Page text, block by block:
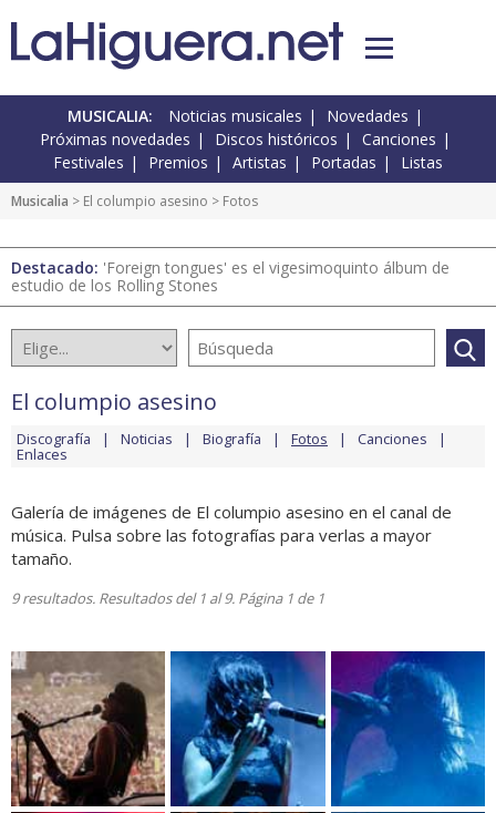
MUSICALIA: Noticias musicales
Novedades
Próximas novedades
Discos históricos
Canciones
Festivales
Premios Artistas Portadas Listas
Musicalia > El columpio asesino > Fotos
Destacado: 'Foreign tongues' es el vigesimoquinto álbum de
estudio de los Rolling Stones
El columpio asesino
Discografía Noticias Biografía Fotos Canciones
Enlaces
Galería de imágenes de El columpio asesino en el canal de
música. Pulsa sobre las fotografías para verlas a mayor
tamaño.
9 resultados. Resultados del 1 al 9. Página 1 de 1